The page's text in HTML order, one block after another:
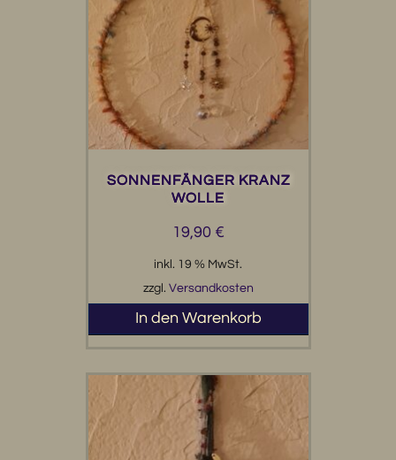
SONNENFÄNGER KRANZ
WOLLE
19,90 €
inkl. 19 % MwSt.
zzgl. Versandkosten
In den Warenkorb